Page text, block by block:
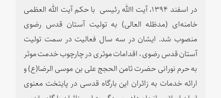
در اسفند ۱۳۹۴، آیت االله رئیسی با حکم آیت الله العظمی
خامنه‌ای (مدظله العالی) به تولیت آستان قدس رضوی
منصوب شد. ایشان در سه سال فعالیت در سمت تولیت
آستان قدس رضوی، اقدامات موثری در چارچوب خدمت موثر
به حرم نورانی حضرت ثامن الحجج علی بن موسی الرضا(ع) و
ارائه خدمات به زائران این بارگاه قدسی در پایتخت معنوی